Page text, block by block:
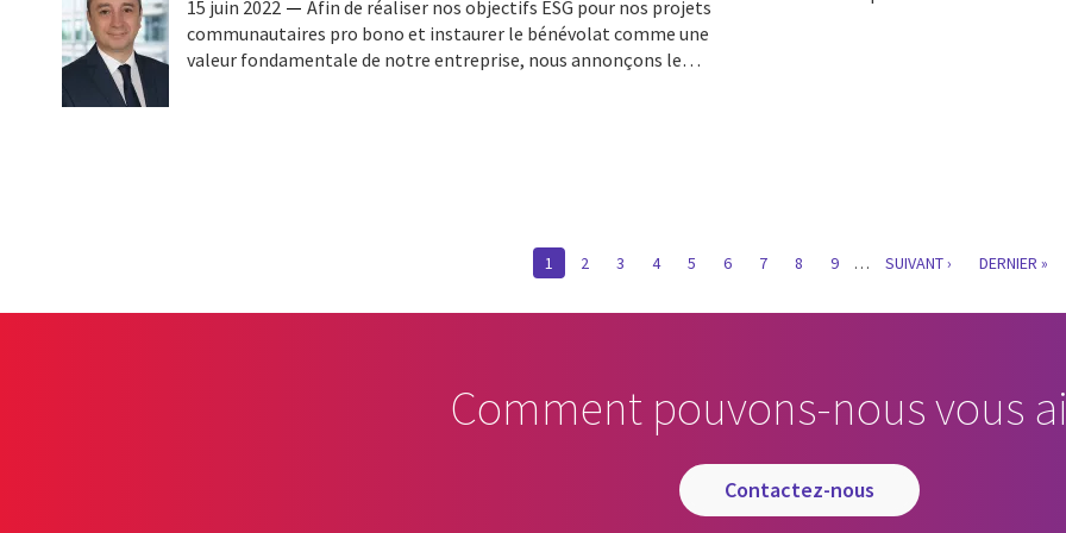
15 juin 2022
Afin de réaliser nos objectifs ESG pour nos projets
communautaires pro bono et instaurer le bénévolat comme une
valeur fondamentale de notre entreprise, nous annonçons le…
CURRENT
1 PAGE
2 PAGE
3 PAGE
4 PAGE
5 PAGE
6 PAGE
7 PAGE
8 PAGE
9 … SUIVANTE
SUIVANT ›
LAST
DERNIER »
Comment pouvons-nous vous
contactez-nous